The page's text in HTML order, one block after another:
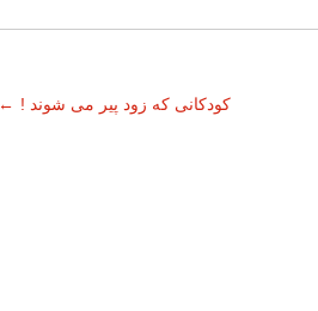
← کودکانی که زود پیر می شوند !